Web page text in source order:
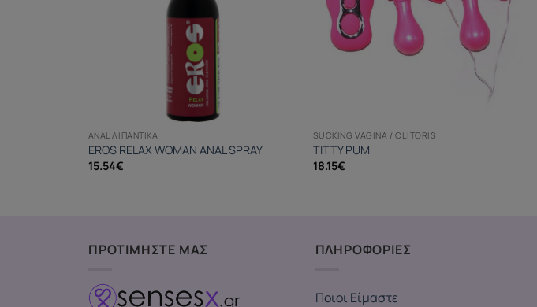
ANAL ΛΙΠΑΝΤΙΚΆ
EROS RELAX WOMAN ANAL SPRAY
15.54€
SUCKING VAGINA / CLITORIS
TITTY PUM
18.15€
ΠΡΟΤΙΜΗΣΤΕ ΜΑΣ ΠΛΗΡΟΦΟΡΙΕΣ
Ποιοι Είμαστε